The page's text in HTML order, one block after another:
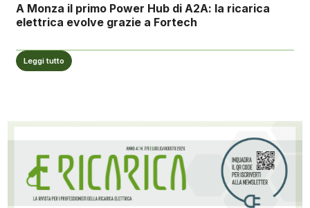
A Monza il primo Power Hub di A2A: la ricarica
elettrica evolve grazie a Fortech
Leggi tutto